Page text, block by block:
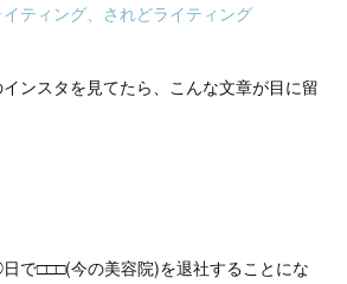
イティング、されどライティング
ンスタを見てたら、こんな文章が目に留
で□□□(今の美容院)を退社することにな